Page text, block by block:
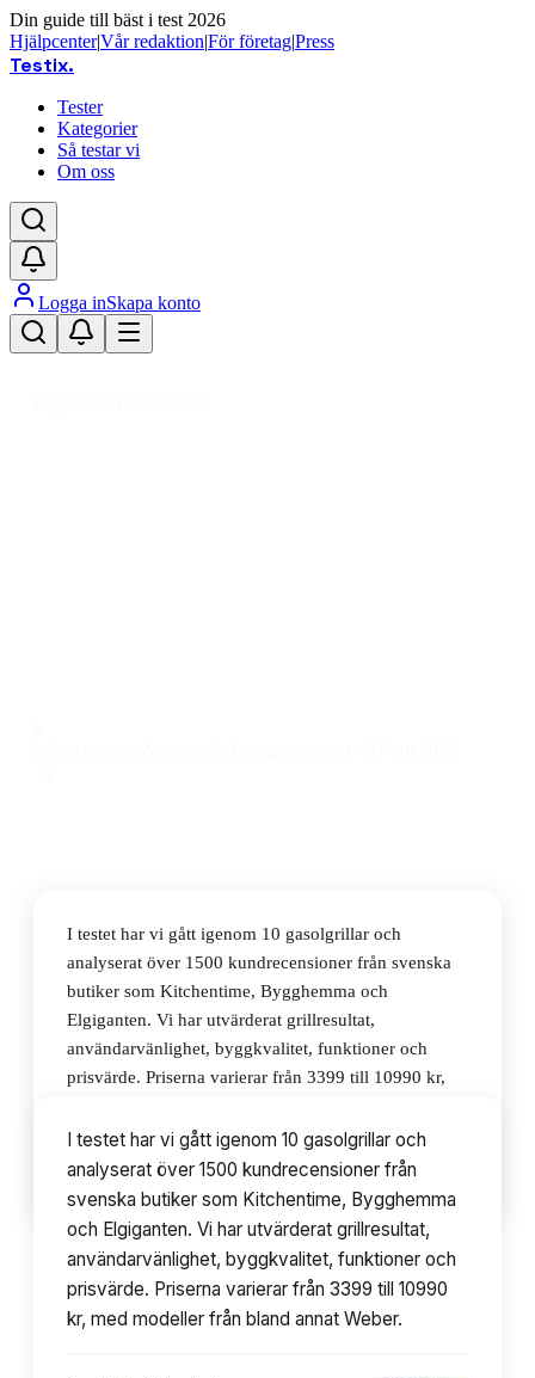
Din guide till bäst i test 2026
Hjälpcenter|Vår redaktion|För företag|Press
Testix.
Tester
Kategorier
Så testar vi
Om oss
Logga inSkapa konto
I testet har vi gått igenom 10 gasolgrillar och
analyserat över 1500 kundrecensioner från svenska
butiker som Kitchentime, Bygghemma och
Elgiganten. Vi har utvärderat grillresultat,
användarvänlighet, byggkvalitet, funktioner och
prisvärde. Priserna varierar från 3399 till 10990 kr,
Innehållsförteckning 10avsnitt
I testet har vi gått igenom 10 gasolgrillar och
analyserat över 1500 kundrecensioner från
svenska butiker som Kitchentime, Bygghemma
och Elgiganten. Vi har utvärderat grillresultat,
användarvänlighet, byggkvalitet, funktioner och
prisvärde. Priserna varierar från 3399 till 10990
kr, med modeller från bland annat Weber.